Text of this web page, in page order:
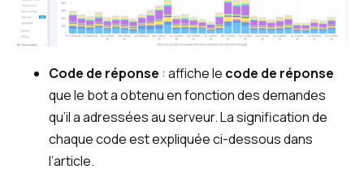
Code de réponse : affiche le code de réponse
que le bot a obtenu en fonction des demandes
qu’il a adressées au serveur. La signification de
chaque code est expliquée ci-dessous dans
l’article.